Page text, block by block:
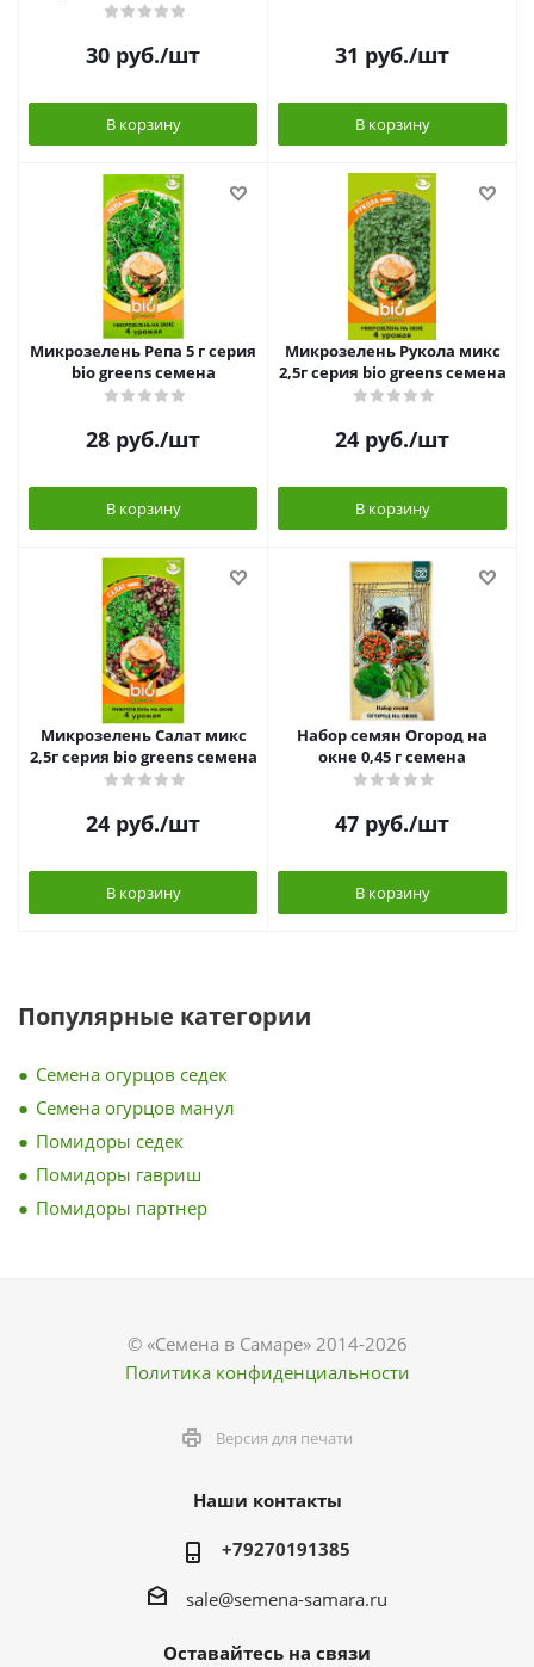
30 руб./шт
В корзину
31 руб./шт
В корзину
Микрозелень Репа 5 г серия
bio greens семена
28 руб./шт
В корзину
Микрозелень Рукола микс
2,5г серия bio greens семена
24 руб./шт
В корзину
Микрозелень Салат микс
2,5г серия bio greens семена
24 руб./шт
В корзину
Набор семян Огород на
окне 0,45 г семена
47 руб./шт
В корзину
Популярные категории
Семена огурцов седек
Семена огурцов манул
Помидоры седек
Помидоры гавриш
Помидоры партнер
© «Семена в Самаре» 2014-2026
Политика конфиденциальности
Версия для печати
Наши контакты
+79270191385
sale@semena-samara.ru
Оставайтесь на связи